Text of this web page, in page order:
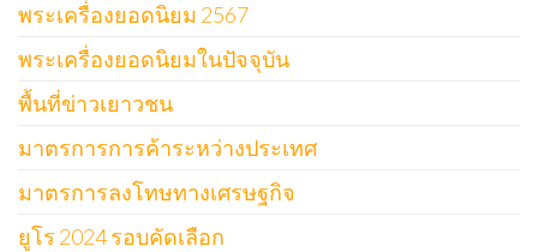
พระเครื่องยอดนิยม 2567
พระเครื่องยอดนิยมในปัจจุบัน
พื้นที่ข่าวเยาวชน
มาตรการการค้าระหว่างประเทศ
มาตรการลงโทษทางเศรษฐกิจ
ยูโร 2024 รอบคัดเลือก